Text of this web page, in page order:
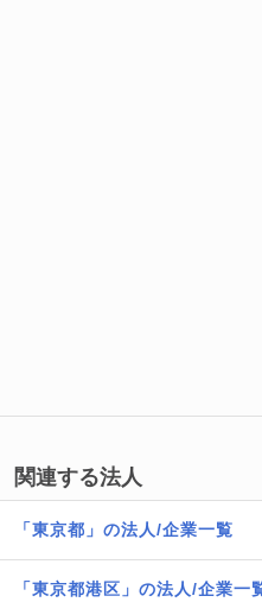
関連する法人
「東京都」の法人/企業一覧
「東京都港区」の法人/企業一